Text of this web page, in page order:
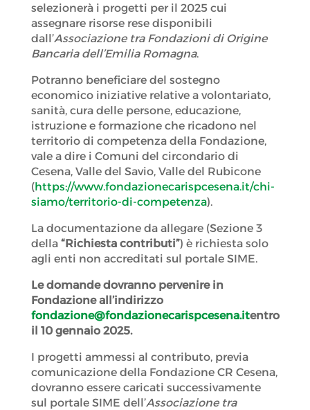
selezionerà i progetti per il 2025 cui
assegnare risorse rese disponibili
dall’Associazione tra Fondazioni di Origine
Bancaria dell’Emilia Romagna.
Potranno beneficiare del sostegno
economico iniziative relative a volontariato,
sanità, cura delle persone, educazione,
istruzione e formazione che ricadono nel
territorio di competenza della Fondazione,
vale a dire i Comuni del circondario di
Cesena, Valle del Savio, Valle del Rubicone
(https://www.fondazionecarispcesena.it/chi-
siamo/territorio-di-competenza).
La documentazione da allegare (Sezione 3
della “Richiesta contributi”) è richiesta solo
agli enti non accreditati sul portale SIME.
Le domande dovranno pervenire in
Fondazione all’indirizzo
fondazione@fondazionecarispcesena.itentro
il 10 gennaio 2025.
I progetti ammessi al contributo, previa
comunicazione della Fondazione CR Cesena,
dovranno essere caricati successivamente
sul portale SIME dell’Associazione tra